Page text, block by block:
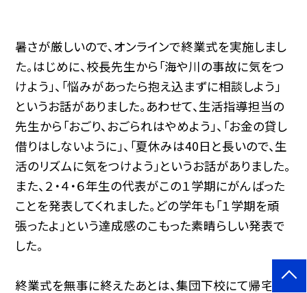
暑さが厳しいので、オンラインで終業式を実施しまし
た。はじめに、校長先生から「海や川の事故に気をつ
けよう」、「悩みがあったら抱え込まずに相談しよう」
というお話がありました。あわせて、生活指導担当の
先生から「おごり、おごられはやめよう」、「お金の貸し
借りはしないように」、「夏休みは40日と長いので、生
活のリズムに気をつけよう」というお話がありました。
また、２・４・６年生の代表がこの１学期にがんばった
ことを発表してくれました。どの学年も「１学期を頑
張ったよ」という達成感のこもった素晴らしい発表で
した。
終業式を無事に終えたあとは、集団下校にて帰宅し